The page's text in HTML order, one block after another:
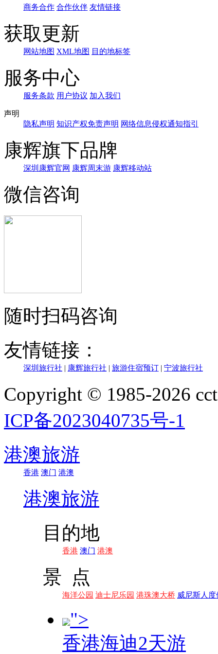
商务合作 合作伙伴 友情链接
获取更新
网站地图 XML地图 目的地标签
服务中心
服务条款 用户协议 加入我们
声明
隐私声明 知识产权免责声明 网络信息侵权通知指引
康辉旗下品牌
深圳康辉官网 康辉周末游 康辉移动站
微信咨询
随时扫码咨询
友情链接：
深圳旅行社 | 康辉旅行社 | 旅游住宿预订 | 宁波旅行社
Copyright © 1985-2026
ICP备2023040735号-1
港澳旅游
香港 澳门 港澳
港澳旅游
目的地
香港 澳门 港澳
景 点
海洋公园 迪士尼乐园 港珠澳大桥 威尼斯人度
">
香港海迪2天游